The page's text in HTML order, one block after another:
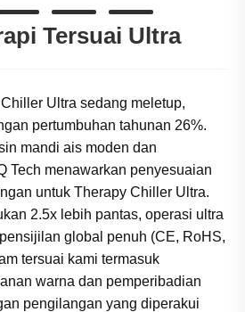
Tersuai Ultra
Ultra sedang meletup,
pertumbuhan tahunan 26%.
mandi ais moden dan
Tech menawarkan penyesuaian
untuk Therapy Chiller Ultra.
2.5x lebih pantas, operasi ultra
global penuh (CE, RoHS,
tersuai kami termasuk
warna dan pemperibadian
pengilangan yang diperakui